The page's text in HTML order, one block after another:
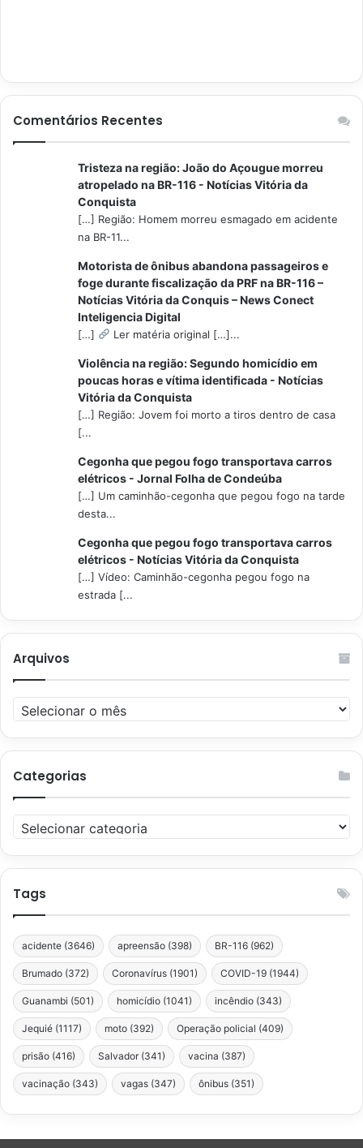
Comentários Recentes
Tristeza na região: João do Açougue morreu
atropelado na BR-116 - Notícias Vitória da
Conquista
[…] Região: Homem morreu esmagado em acidente
na BR-11...
Motorista de ônibus abandona passageiros e
foge durante fiscalização da PRF na BR-116 –
Notícias Vitória da Conquis – News Conect
Inteligencia Digital
[…] Ler matéria original […]...
Violência na região: Segundo homicídio em
poucas horas e vítima identificada - Notícias
Vitória da Conquista
[…] Região: Jovem foi morto a tiros dentro de casa
[...
Cegonha que pegou fogo transportava carros
elétricos - Jornal Folha de Condeúba
[…] Um caminhão-cegonha que pegou fogo na tarde
desta...
Cegonha que pegou fogo transportava carros
elétricos - Notícias Vitória da Conquista
[…] Vídeo: Caminhão-cegonha pegou fogo na
estrada [...
Arquivos
Arquivos
Categorias
Categorias
Tags
acidente (3646) apreensão (398) BR-116 (962)
Brumado (372) Coronavírus (1901) COVID-19 (1944)
Guanambi (501) homicídio (1041) incêndio (343)
Jequié (1117) moto (392) Operação policial (409)
prisão (416) Salvador (341) vacina (387)
vacinação (343) vagas (347) ônibus (351)